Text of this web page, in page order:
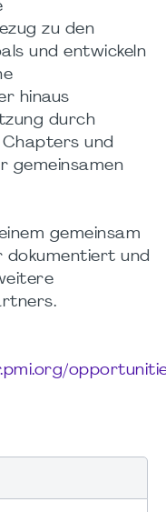
zu den
und entwickeln
hinaus
durch
und
gemeinsamen
gemeinsam
und